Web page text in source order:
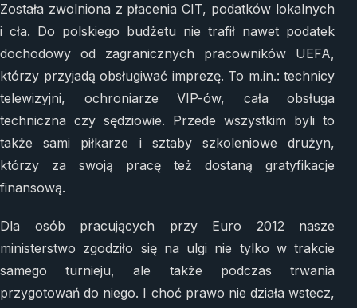
Została zwolniona z płacenia CIT, podatków lokalnych
i cła. Do polskiego budżetu nie trafił nawet podatek
dochodowy od zagranicznych pracowników UEFA,
którzy przyjadą obsługiwać imprezę. To m.in.: technicy
telewizyjni, ochroniarze VIP-ów, cała obsługa
techniczna czy sędziowie. Przede wszystkim byli to
także sami piłkarze i sztaby szkoleniowe drużyn,
którzy za swoją pracę też dostaną gratyfikacje
finansową.
Dla osób pracujących przy Euro 2012 nasze
ministerstwo zgodziło się na ulgi nie tylko w trakcie
samego turnieju, ale także podczas trwania
przygotowań do niego. I choć prawo nie działa wstecz,